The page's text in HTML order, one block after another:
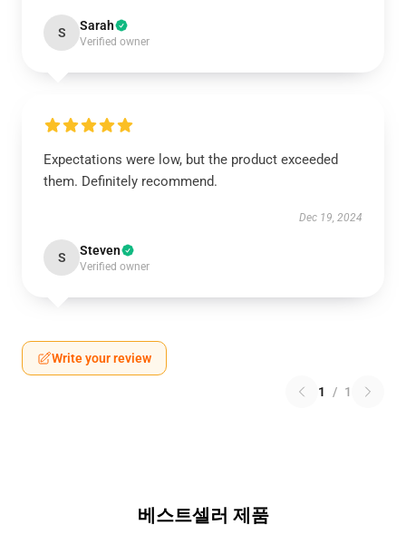
S Sarah
Verified owner
Expectations were low, but the product exceeded
them. Definitely recommend.
Dec 19, 2024
S Steven
Verified owner
Write your review
1 / 1
베스트셀러 제품